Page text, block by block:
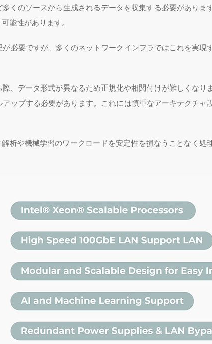
くのソースから生成されるデータを収集する必要がありま
能性があります。
必要ですが、多くのネットワークインフラではこれを実現
、データ形式が異なるため正規化や相関付けが難しくなり
ップする必要があります。これには慎重なアーキテクチャ
析や機械学習のワークロードを安定性を損なうことなく処